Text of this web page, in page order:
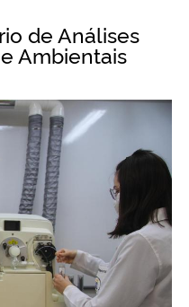
de Análises
Ambientais